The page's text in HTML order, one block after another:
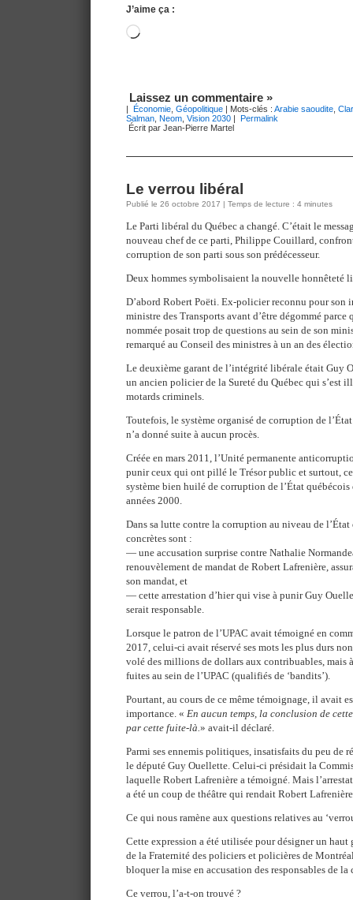
J’aime ça :
Chargement…
Laissez un commentaire »
| Économie Géopolitique | Mots-clés : Arabie saoudite
Salman Neom Vision 2030 | Permalink
Écrit par Jean-Pierre Martel
Le verrou libéral
Publié le 26 octobre 2017 | Temps de lecture : 4 minutes
Le Parti libéral du Québec a changé. C’était le
nouveau chef de ce parti, Philippe Couillard,
corruption de son parti sous son prédécesseur.
Deux hommes symbolisaient la nouvelle honnêteté
D’abord Robert Poëti. Ex-policier reconnu pour
ministre des Transports avant d’être dégommé parce
nommée posait trop de questions au sein de son
remarqué au Conseil des ministres à un an des
Le deuxième garant de l’intégrité libérale était Guy
un ancien policier de la Sureté du Québec qui s’est
motards criminels.
Toutefois, le système organisé de corruption de
n’a donné suite à aucun procès.
Créée en mars 2011, l’Unité permanente
punir ceux qui ont pillé le Trésor public et surtout,
système bien huilé de corruption de l’État québécois
années 2000.
Dans sa lutte contre la corruption au niveau de l’État
concrètes sont :
— une accusation surprise contre Nathalie
renouvèlement de mandat de Robert Lafrenière,
son mandat, et
— cette arrestation d’hier qui vise à punir Guy
serait responsable.
Lorsque le patron de l’UPAC avait témoigné en
2017, celui-ci avait réservé ses mots les plus durs
volé des millions de dollars aux contribuables, mais à
fuites au sein de l’UPAC (qualifiés de ‘bandits’).
Pourtant, au cours de ce même témoignage, il avait
importance. « En aucun temps, la conclusion de
par cette fuite-là. » avait-il déclaré.
Parmi ses ennemis politiques, insatisfaits du peu de
le député Guy Ouellette. Celui-ci présidait la
laquelle Robert Lafrenière a témoigné. Mais
a été un coup de théâtre qui rendait Robert
Ce qui nous ramène aux questions relatives au
Cette expression a été utilisée pour désigner un
de la Fraternité des policiers et policières de
bloquer la mise en accusation des responsables de la
Ce verrou, l’a-t-on trouvé ?